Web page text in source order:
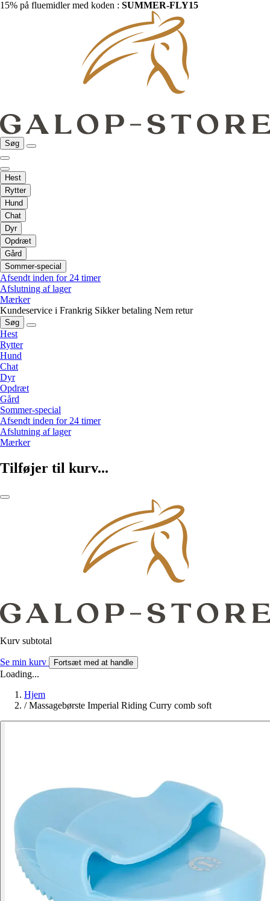
15% på fluemidler med koden : SUMMER-FLY15
Søg
Hest
Rytter
Hund
Chat
Dyr
Opdræt
Gård
Sommer-special
Afsendt inden for 24 timer
Afslutning af lager
Mærker
Kundeservice i Frankrig Sikker betaling Nem retur
Søg
Hest
Rytter
Hund
Chat
Dyr
Opdræt
Gård
Sommer-special
Afsendt inden for 24 timer
Afslutning af lager
Mærker
Tilføjer til kurv...
Kurv subtotal
Se min kurv Fortsæt med at handle
Loading...
Hjem
/ Massagebørste Imperial Riding Curry comb soft